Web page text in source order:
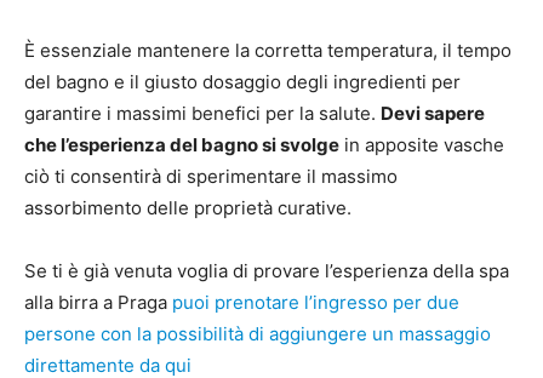
È essenziale mantenere la corretta temperatura, il tempo
del bagno e il giusto dosaggio degli ingredienti per
garantire i massimi benefici per la salute. Devi sapere
che l’esperienza del bagno si svolge in apposite vasche
ciò ti consentirà di sperimentare il massimo
assorbimento delle proprietà curative.
Se ti è già venuta voglia di provare l’esperienza della spa
alla birra a Praga puoi prenotare l’ingresso per due
persone con la possibilità di aggiungere un massaggio
direttamente da qui